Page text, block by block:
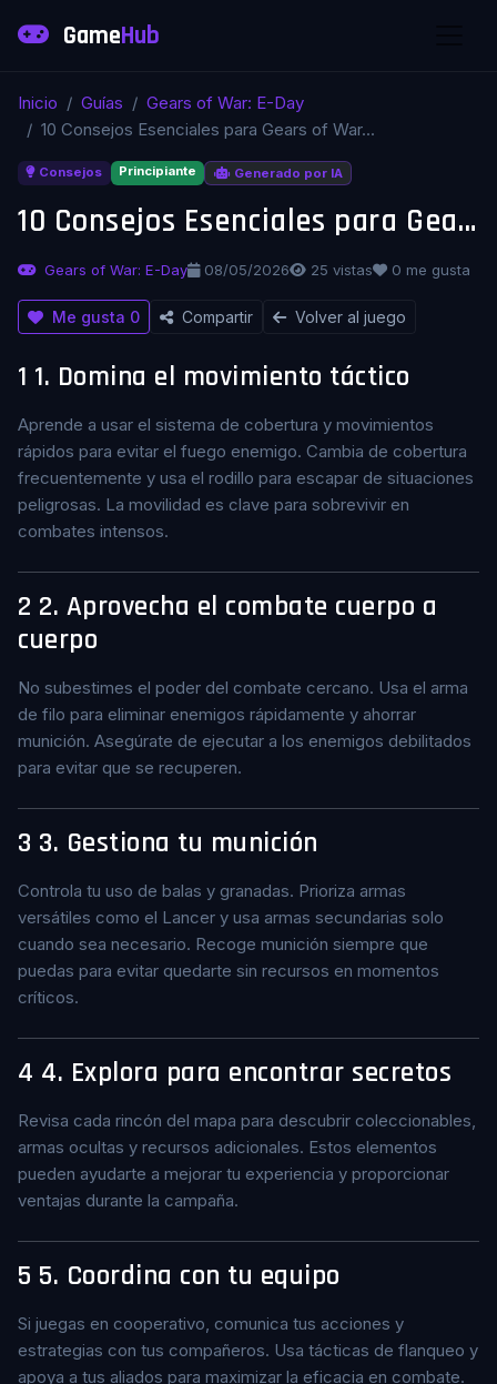
GameHub
Inicio Guías
Gears of War: E-Day
10 Consejos Esenciales para Gears of War...
Consejos Principiante Generado por IA
10 Consejos Esenciales para Gears of War: E-Day
Gears of War: E-Day 08/05/2026 25 vistas 0 me gusta
Me gusta 0 Compartir Volver al juego
1 1. Domina el movimiento táctico
Aprende a usar el sistema de cobertura y movimientos
rápidos para evitar el fuego enemigo. Cambia de cobertura
frecuentemente y usa el rodillo para escapar de situaciones
peligrosas. La movilidad es clave para sobrevivir en
combates intensos.
2 2. Aprovecha el combate cuerpo a
cuerpo
No subestimes el poder del combate cercano. Usa el arma
de filo para eliminar enemigos rápidamente y ahorrar
munición. Asegúrate de ejecutar a los enemigos debilitados
para evitar que se recuperen.
3 3. Gestiona tu munición
Controla tu uso de balas y granadas. Prioriza armas
versátiles como el Lancer y usa armas secundarias solo
cuando sea necesario. Recoge munición siempre que
puedas para evitar quedarte sin recursos en momentos
críticos.
4 4. Explora para encontrar secretos
Revisa cada rincón del mapa para descubrir coleccionables,
armas ocultas y recursos adicionales. Estos elementos
pueden ayudarte a mejorar tu experiencia y proporcionar
ventajas durante la campaña.
5 5. Coordina con tu equipo
Si juegas en cooperativo, comunica tus acciones y
estrategias con tus compañeros. Usa tácticas de flanqueo y
apoya a tus aliados para maximizar la eficacia en combate.